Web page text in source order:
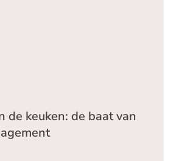
de keuken: de baat van